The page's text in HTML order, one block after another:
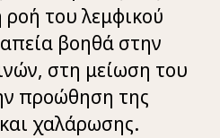
του λεμφικού
βοηθά στην
στη μείωση του
προώθηση της
χαλάρωσης.